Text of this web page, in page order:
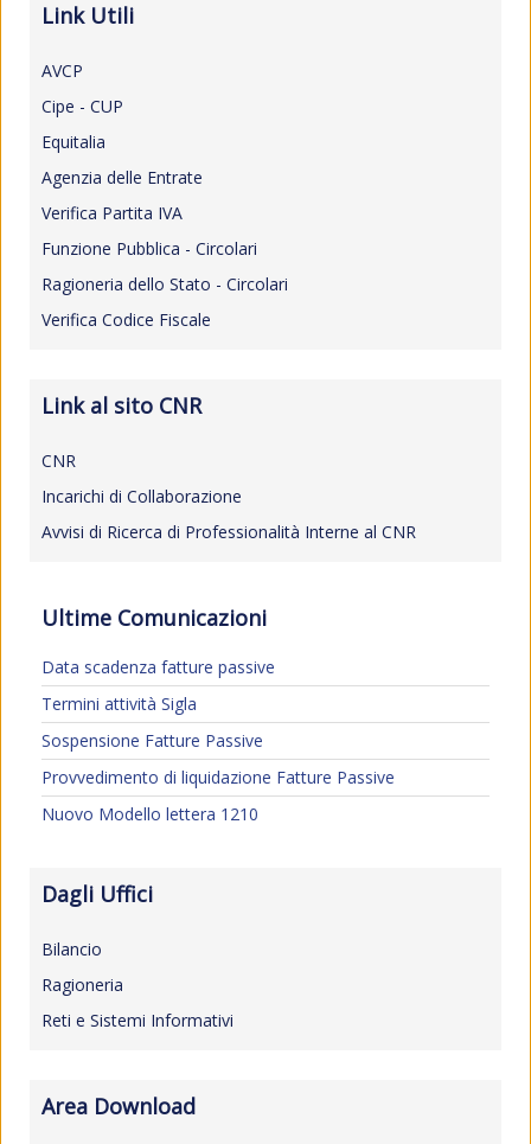
Link Utili
AVCP
Cipe - CUP
Equitalia
Agenzia delle Entrate
Verifica Partita IVA
Funzione Pubblica - Circolari
Ragioneria dello Stato - Circolari
Verifica Codice Fiscale
Link al sito CNR
CNR
Incarichi di Collaborazione
Avvisi di Ricerca di Professionalità Interne al CNR
Ultime Comunicazioni
Data scadenza fatture passive
Termini attività Sigla
Sospensione Fatture Passive
Provvedimento di liquidazione Fatture Passive
Nuovo Modello lettera 1210
Dagli Uffici
Bilancio
Ragioneria
Reti e Sistemi Informativi
Area Download